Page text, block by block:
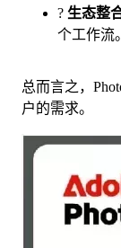
? 生态整
个工作流。
总而言之，
户的需求。